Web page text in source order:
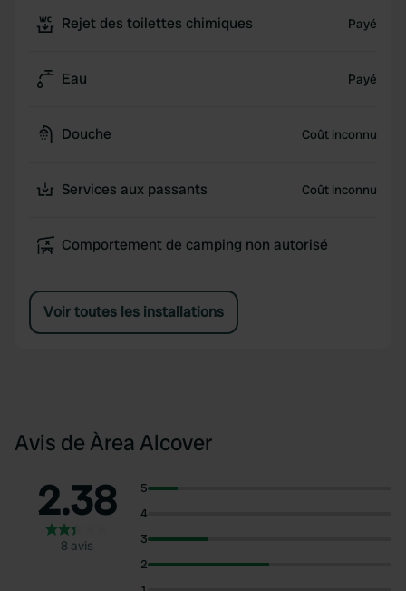
Rejet des toilettes chimiques Payé
Eau Payé
Douche Coût inconnu
Services aux passants Coût inconnu
Comportement de camping non autorisé
Voir toutes les installations
Avis de Àrea Alcover
2.38
8 avis
5
4
3
2